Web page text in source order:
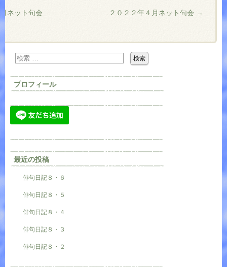
ネット句会 ２０２２年４月ネット句会 →
プロフィール
最近の投稿
俳句日記８・６
俳句日記８・５
俳句日記８・４
俳句日記８・３
俳句日記８・２